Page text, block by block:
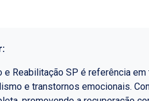
e Reabilitação SP é referência
e transtornos emocionais.